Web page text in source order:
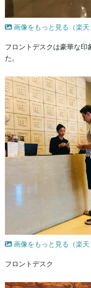
画像をもっと見る（楽天
フロントデスクは豪華な印
た。
画像をもっと見る（楽天
フロントデスク